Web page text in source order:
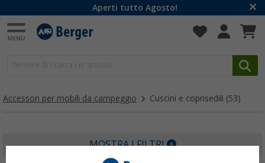
Aperti tutto Agosto!
Accessori per mobili da campeggio Cuscini e coprisedili (53)
MOSTRA I FILTRI